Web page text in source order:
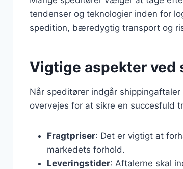
tendenser og teknologier inden for
spedition, bæredygtig transport og
Vigtige aspekter ved
Når speditører indgår
overvejes for at sikre en succesfuld
Fragtpriser: Det er vigtigt at
markedets forhold.
Leveringstider: Aftalerne skal